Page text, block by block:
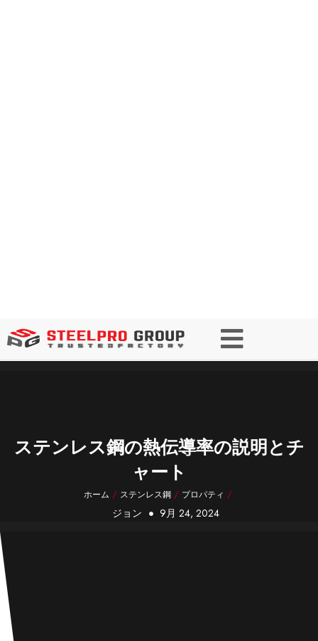
ステンレス鋼の熱伝導率の説明とチ
ャート
ホーム / ステンレス鋼/ プロパティ /
ジョン 9月 24, 2024